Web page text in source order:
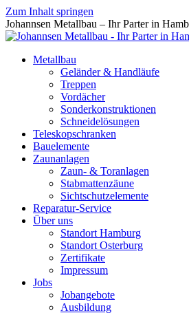
Zum Inhalt springen
Johannsen Metallbau – Ihr Parter in
Metallbau
Geländer & Handläufe
Treppen
Vordächer
Sonderkonstruktionen
Schneidelösungen
Teleskopschranken
Bauelemente
Zaunanlagen
Zaun- & Toranlagen
Stabmattenzäune
Sichtschutzelemente
Reparatur-Service
Über uns
Standort Hamburg
Standort Osterburg
Zertifikate
Impressum
Jobs
Jobangebote
Ausbildung